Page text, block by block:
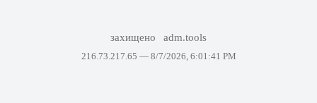
захищено adm.tools
216.73.217.65 — 8/7/2026, 6:01:41 PM